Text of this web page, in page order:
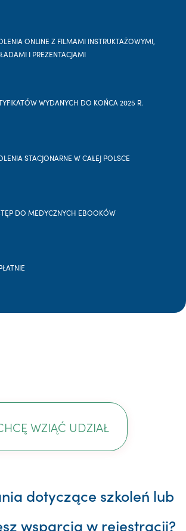
ONLINE Z FILMAMI INSTRUKTAŻOWYMI,
I PREZENTACJAMI
WYDANYCH DO KOŃCA 2025 R.
STACJONARNE W CAŁEJ POLSCE
DO MEDYCZNYCH EBOOKÓW
WZIĄĆ UDZIAŁ
dotyczące szkoleń lub
wsparcia w rejestracji?